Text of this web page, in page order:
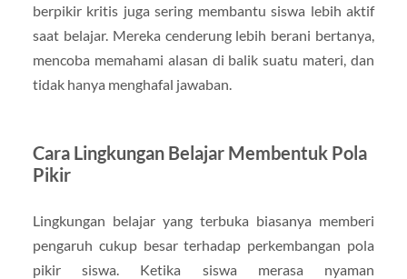
berpikir kritis juga sering membantu siswa lebih aktif
saat belajar. Mereka cenderung lebih berani bertanya,
mencoba memahami alasan di balik suatu materi, dan
tidak hanya menghafal jawaban.
Cara Lingkungan Belajar Membentuk Pola
Pikir
Lingkungan belajar yang terbuka biasanya memberi
pengaruh cukup besar terhadap perkembangan pola
pikir siswa. Ketika siswa merasa nyaman